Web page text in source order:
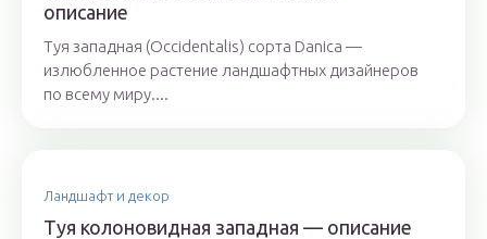
описание
Туя западная (Occidentalis) сорта Danica —
излюбленное растение ландшафтных дизайнеров
по всему миру....
Ландшафт и декор
Туя колоновидная западная — описание